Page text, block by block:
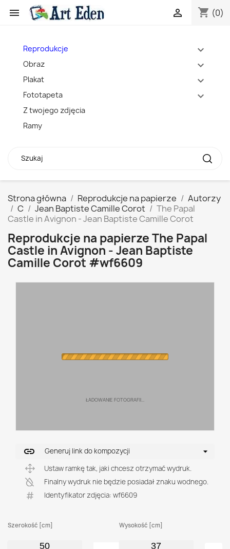
 shopping_cart (0)

expand_more
Reprodukcje
expand_more
Obraz
expand_more
Plakat
expand_more
Fototapeta
Z twojego zdjęcia
Ramy
Strona główna Reprodukcje na papierze
Autorzy
C
Jean Baptiste Camille Corot
The Papal
Castle in Avignon - Jean Baptiste Camille Corot
Reprodukcje na papierze The Papal
Castle in Avignon - Jean Baptiste
Camille Corot #wf6609
ŁADOWANIE FOTOGRAFII...
link
Generuj link do kompozycji
Ustaw ramkę tak, jaki chcesz otrzymać wydruk.
Finalny wydruk nie będzie posiadał znaku wodnego.
Identyfikator zdjęcia: wf6609
Szerokość [cm] Wysokość [cm]